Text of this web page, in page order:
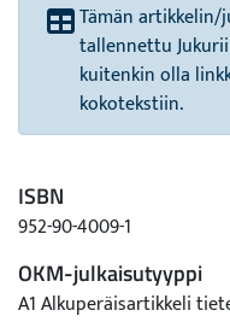
Tämän
tallennettu
kuitenkin olla
kokotekstiin.
ISBN
952-90-4009-1
OKM-julkaisutyyppi
A1 Alkuperäisartikkeli